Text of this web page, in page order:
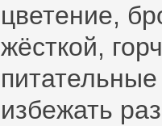
цветение,
жёсткой,
избежать